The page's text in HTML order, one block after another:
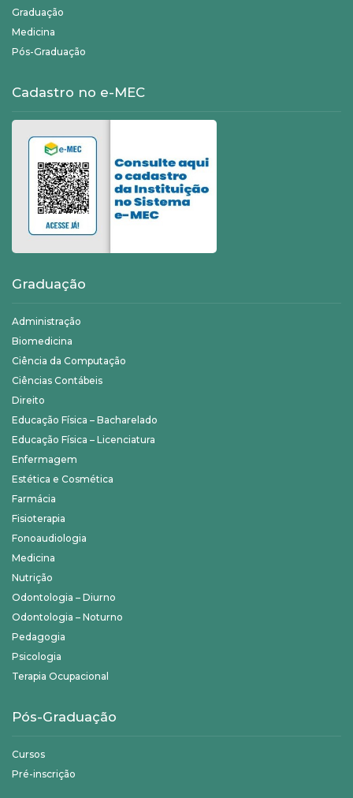
Graduação
Medicina
Pós-Graduação
Cadastro no e-MEC
Graduação
Administração
Biomedicina
Ciência da Computação
Ciências Contábeis
Direito
Educação Física – Bacharelado
Educação Física – Licenciatura
Enfermagem
Estética e Cosmética
Farmácia
Fisioterapia
Fonoaudiologia
Medicina
Nutrição
Odontologia – Diurno
Odontologia – Noturno
Pedagogia
Psicologia
Terapia Ocupacional
Pós-Graduação
Cursos
Pré-inscrição